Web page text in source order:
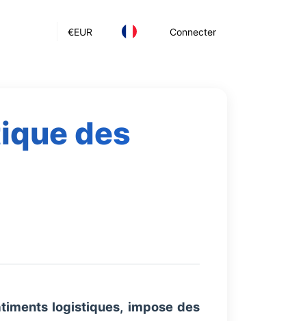
€EUR Connecter
des
logistiques, impose des